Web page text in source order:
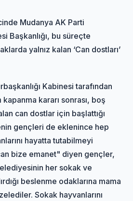
Mudanya AK Parti
Başkanlığı, bu süreçte
yalnız kalan ‘Can dostları’
Kabinesi tarafından
kapanma kararı sonrası, boş
can dostlar için başlattığı
gençleri de eklenince hep
hayatta tutabilmeyi
bize emanet" diyen gençler,
her sokak ve
beslenme odaklarına mama
Sokak hayvanlarını